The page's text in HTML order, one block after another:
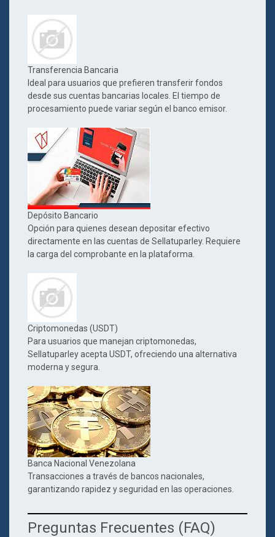
Transferencia Bancaria
Ideal para usuarios que prefieren transferir fondos
desde sus cuentas bancarias locales. El tiempo de
procesamiento puede variar según el banco emisor.
Depósito Bancario
Opción para quienes desean depositar efectivo
directamente en las cuentas de Sellatuparley. Requiere
la carga del comprobante en la plataforma.
Criptomonedas (USDT)
Para usuarios que manejan criptomonedas,
Sellatuparley acepta USDT, ofreciendo una alternativa
moderna y segura.
Banca Nacional Venezolana
Transacciones a través de bancos nacionales,
garantizando rapidez y seguridad en las operaciones.
Preguntas Frecuentes (FAQ)